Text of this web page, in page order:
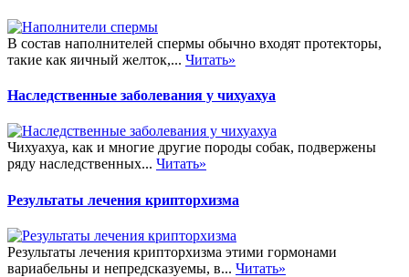
В состав наполнителей спермы обычно входят протекторы,
такие как яичный желток,... Читать»
Наследственные заболевания у чихуахуа
Чихуахуа, как и многие другие породы собак, подвержены
ряду наследственных... Читать»
Результаты лечения крипторхизма
Результаты лечения крипторхизма этими гормонами
вариабельны и непредсказуемы, в... Читать»